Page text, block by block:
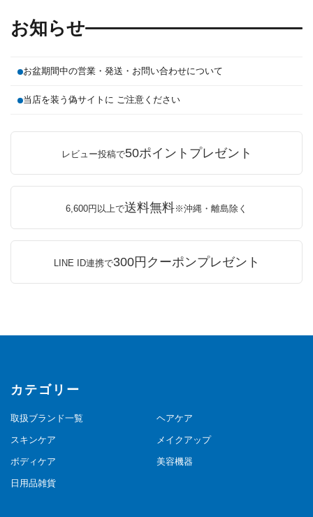
お知らせ
お盆期間中の営業・発送・お問い合わせについて
当店を装う偽サイトに ご注意ください
レビュー投稿で50ポイントプレゼント
6,600円以上で送料無料※沖縄・離島除く
LINE ID連携で300円クーポンプレゼント
カテゴリー
取扱ブランド一覧 ヘアケア
スキンケア メイクアップ
ボディケア 美容機器
日用品雑貨